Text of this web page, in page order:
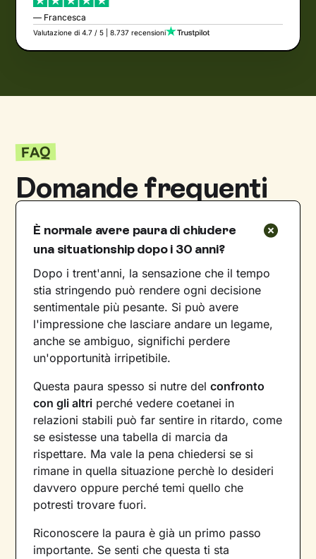
— Francesca
Valutazione di 4.7 / 5 | 8.737 recensioni
FAQ
Domande frequenti
È normale avere paura di chiudere
una situationship dopo i 30 anni?
Dopo i trent'anni, la sensazione che il tempo
stia stringendo può rendere ogni decisione
sentimentale più pesante. Si può avere
l'impressione che lasciare andare un legame,
anche se ambiguo, significhi perdere
un'opportunità irripetibile.
Questa paura spesso si nutre delconfronto
con gli altri perché vedere coetanei in
relazioni stabili può far sentire in ritardo, come
se esistesse una tabella di marcia da
rispettare. Ma vale la pena chiedersi se si
rimane in quella situazione perchè lo desideri
davvero oppure perché temi quello che
potresti trovare fuori.
Riconoscere la paura è già un primo passo
importante. Se senti che questa ti sta